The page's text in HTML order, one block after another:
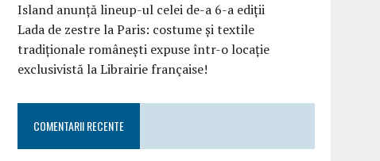
Island anunță lineup-ul celei de-a 6-a ediții
Lada de zestre la Paris: costume și textile
tradiționale românești expuse într-o locație
exclusivistă la Librairie française!
COMENTARII RECENTE